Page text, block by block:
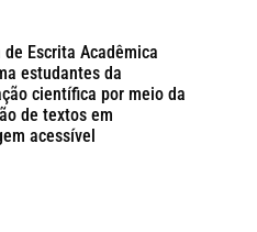
Escrita Acadêmica
estudantes da
científica por meio da
de textos em
acessível